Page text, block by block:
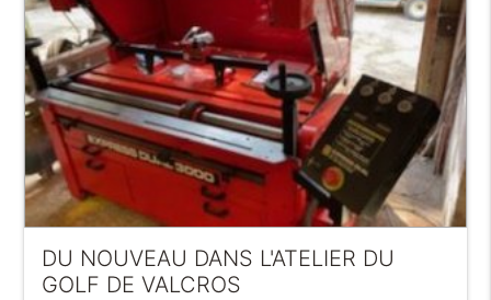
DU NOUVEAU DANS L'ATELIER DU
GOLF DE VALCROS